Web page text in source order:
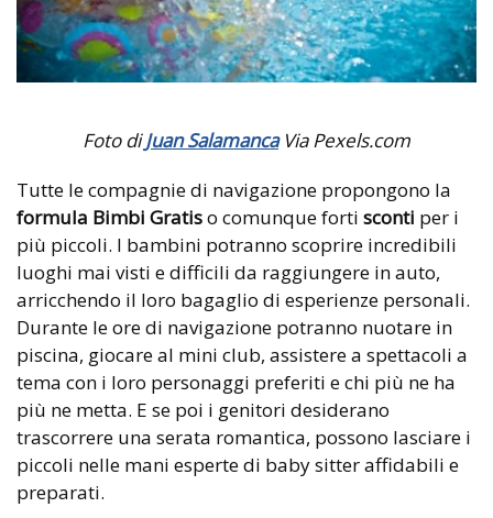
Foto diJuan SalamancaVia Pexels.com
Tutte le compagnie di navigazione propongono la
formula Bimbi Gratiso comunque forti sconti per i
più piccoli. I bambini potranno scoprire incredibili
luoghi mai visti e difficili da raggiungere in auto,
arricchendo il loro bagaglio di esperienze personali.
Durante le ore di navigazione potranno nuotare in
piscina, giocare al mini club, assistere a spettacoli a
tema con i loro personaggi preferiti e chi più ne ha
più ne metta. E se poi i genitori desiderano
trascorrere una serata romantica, possono lasciare i
piccoli nelle mani esperte di baby sitter affidabili e
preparati.